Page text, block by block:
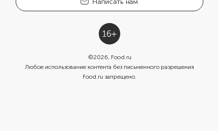
©2026, Food.ru
Любое использование контента без письменного разрешения
Food.ru запрещено.